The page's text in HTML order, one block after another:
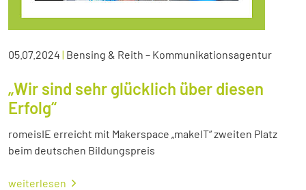
05.07.2024 | Bensing & Reith – Kommunikationsagentur
„Wir sind sehr glücklich über diesen
Erfolg“
romeisIE erreicht mit Makerspace „makeIT“ zweiten Platz
beim deutschen Bildungspreis
weiterlesen